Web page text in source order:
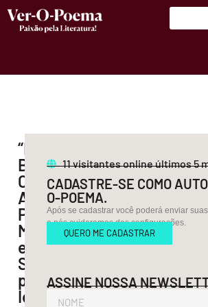
“Mar,
Boca,
Concha:
A
Poesia
Marítima
e
Surreal,
por
Iolanda
11visitantes online últimos 5
CADASTRE-SE COMO
O-POEMA.
Após se cadastrar você poderá enviar
e nós cuidaremos das configurações.
QUERO ME CADASTRAR
ASSINE NOSSA